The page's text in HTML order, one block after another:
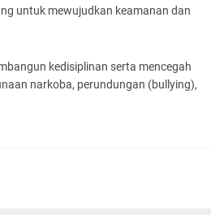
untuk mewujudkan keamanan dan
kedisiplinan serta mencegah
narkoba, perundungan (bullying),